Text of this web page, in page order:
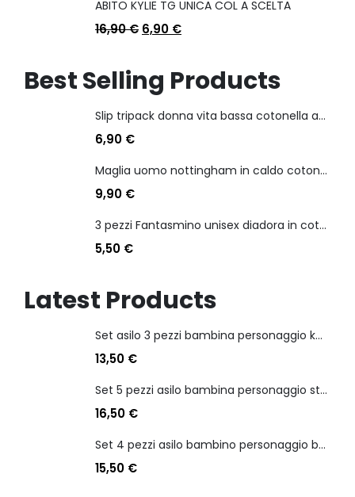
ABITO KYLIE TG UNICA COL A SCELTA
16,90€ 6,90 €
Best Selling Products
Slip tripack donna vita bassa cotonella art 3165 in cotone elasticizzato
6,90 €
Maglia uomo nottingham in caldo cotone scollo a v manica lunga
9,90 €
3 pezzi Fantasmino unisex diadora in cotone mercerizzato tg dalla 35 alla 46
5,50 €
Latest Products
Set asilo 3 pezzi bambina personaggio kuromi
13,50 €
Set 5 pezzi asilo bambina personaggio stitch angel
16,50 €
Set 4 pezzi asilo bambino personaggio batman
15,50 €